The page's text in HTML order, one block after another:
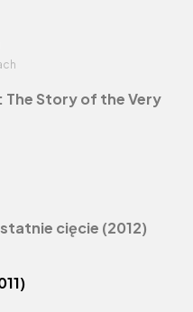
The Story of the Very
cięcie (2012)